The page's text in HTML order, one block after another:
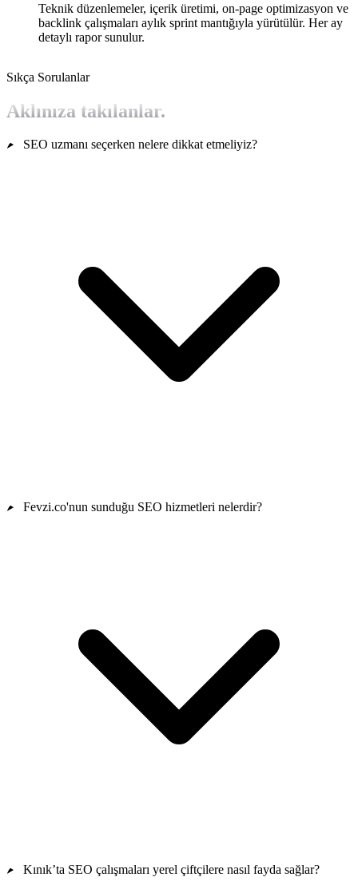
Teknik düzenlemeler, içerik üretimi, on-page optimizasyon ve
backlink çalışmaları aylık sprint mantığıyla yürütülür. Her ay
detaylı rapor sunulur.
Sıkça Sorulanlar
Aklınıza takılanlar.
SEO uzmanı seçerken nelere dikkat etmeliyiz?
Fevzi.co'nun sunduğu SEO hizmetleri nelerdir?
Kınık’ta SEO çalışmaları yerel çiftçilere nasıl fayda sağlar?